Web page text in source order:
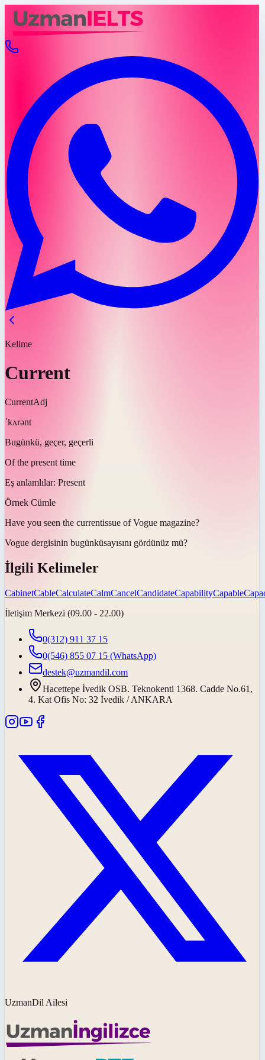
Kelime
Current
CurrentAdj
ˈkʌrənt
Bugünkü, geçer, geçerli
Of the present time
Eş anlamlılar: Present
Örnek Cümle
Have you seen the currentissue of Vogue magazine?
Vogue dergisinin bugünküsayısını gördünüz mü?
İlgili Kelimeler
CabinetCableCalculateCalmCancelCandidateCapabilityCapable
İletişim Merkezi (09.00 - 22.00)
0(312) 911 37 15
0(546) 855 07 15 (WhatsApp)
destek@uzmandil.com
Hacettepe İvedik OSB. Teknokenti 1368. Cadde No.61,
4. Kat Ofis No: 32 İvedik / ANKARA
UzmanDil Ailesi